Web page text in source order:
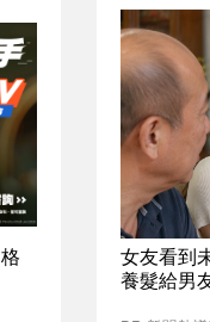
女友看到
養髮給男